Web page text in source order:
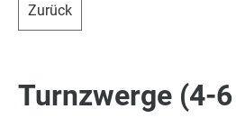
Zurück
Turnzwerge (4-